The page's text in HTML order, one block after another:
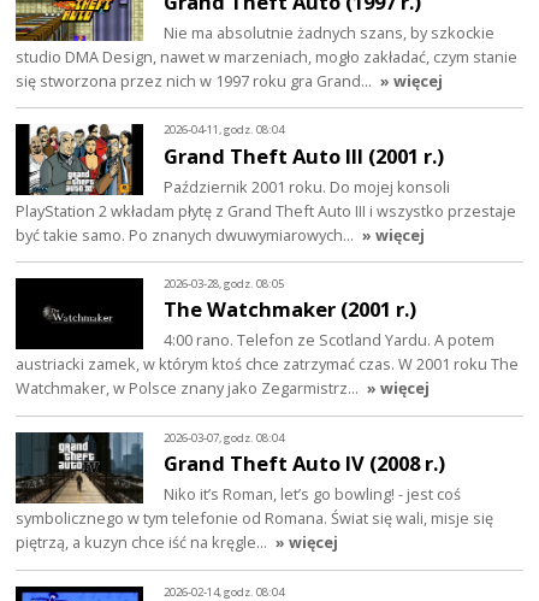
Nie ma absolutnie żadnych szans, by szkockie
studio DMA Design, nawet w marzeniach, mogło zakładać, czym stanie
się stworzona przez nich w 1997 roku gra Grand… » więcej
2026-04-11, godz. 08:04
Grand Theft Auto III (2001 r.)
Październik 2001 roku. Do mojej konsoli
PlayStation 2 wkładam płytę z Grand Theft Auto III i wszystko przestaje
być takie samo. Po znanych dwuwymiarowych… » więcej
2026-03-28, godz. 08:05
The Watchmaker (2001 r.)
4:00 rano. Telefon ze Scotland Yardu. A potem
austriacki zamek, w którym ktoś chce zatrzymać czas. W 2001 roku The
Watchmaker, w Polsce znany jako Zegarmistrz… » więcej
2026-03-07, godz. 08:04
Grand Theft Auto IV (2008 r.)
Niko it’s Roman, let’s go bowling! - jest coś
symbolicznego w tym telefonie od Romana. Świat się wali, misje się
piętrzą, a kuzyn chce iść na kręgle… » więcej
2026-02-14, godz. 08:04